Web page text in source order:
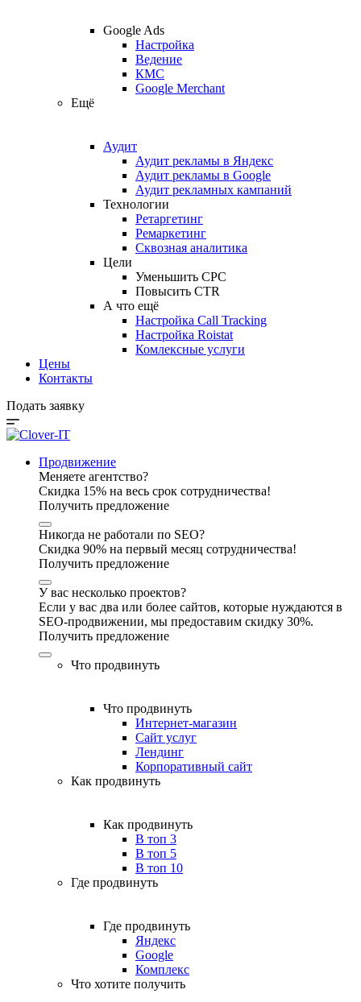
Google Ads
Настройка
Ведение
КМС
Google Merchant
Ещё
Аудит
Аудит рекламы в Яндекс
Аудит рекламы в Google
Аудит рекламных кампаний
Технологии
Ретаргетинг
Ремаркетинг
Сквозная аналитика
Цели
Уменьшить CPC
Повысить CTR
А что ещё
Настройка Call Tracking
Настройка Roistat
Комлексные услуги
Цены
Контакты
Подать заявку
Продвижение
Меняете агентство?
Скидка 15% на весь срок сотрудничества!
Получить предложение
Никогда не работали по SEO?
Скидка 90% на первый месяц сотрудничества!
Получить предложение
У вас несколько проектов?
Если у вас два или более сайтов, которые нуждаются в
SEO-продвижении, мы предоставим скидку 30%.
Получить предложение
Что продвинуть
Что продвинуть
Интернет-магазин
Сайт услуг
Лендинг
Корпоративный сайт
Как продвинуть
Как продвинуть
В топ 3
В топ 5
В топ 10
Где продвинуть
Где продвинуть
Яндекс
Google
Комплекс
Что хотите получить